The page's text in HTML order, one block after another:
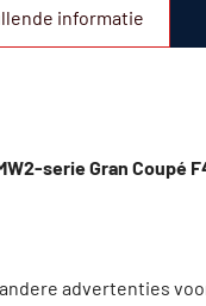
informatie
serie Gran Coupé
advertenties